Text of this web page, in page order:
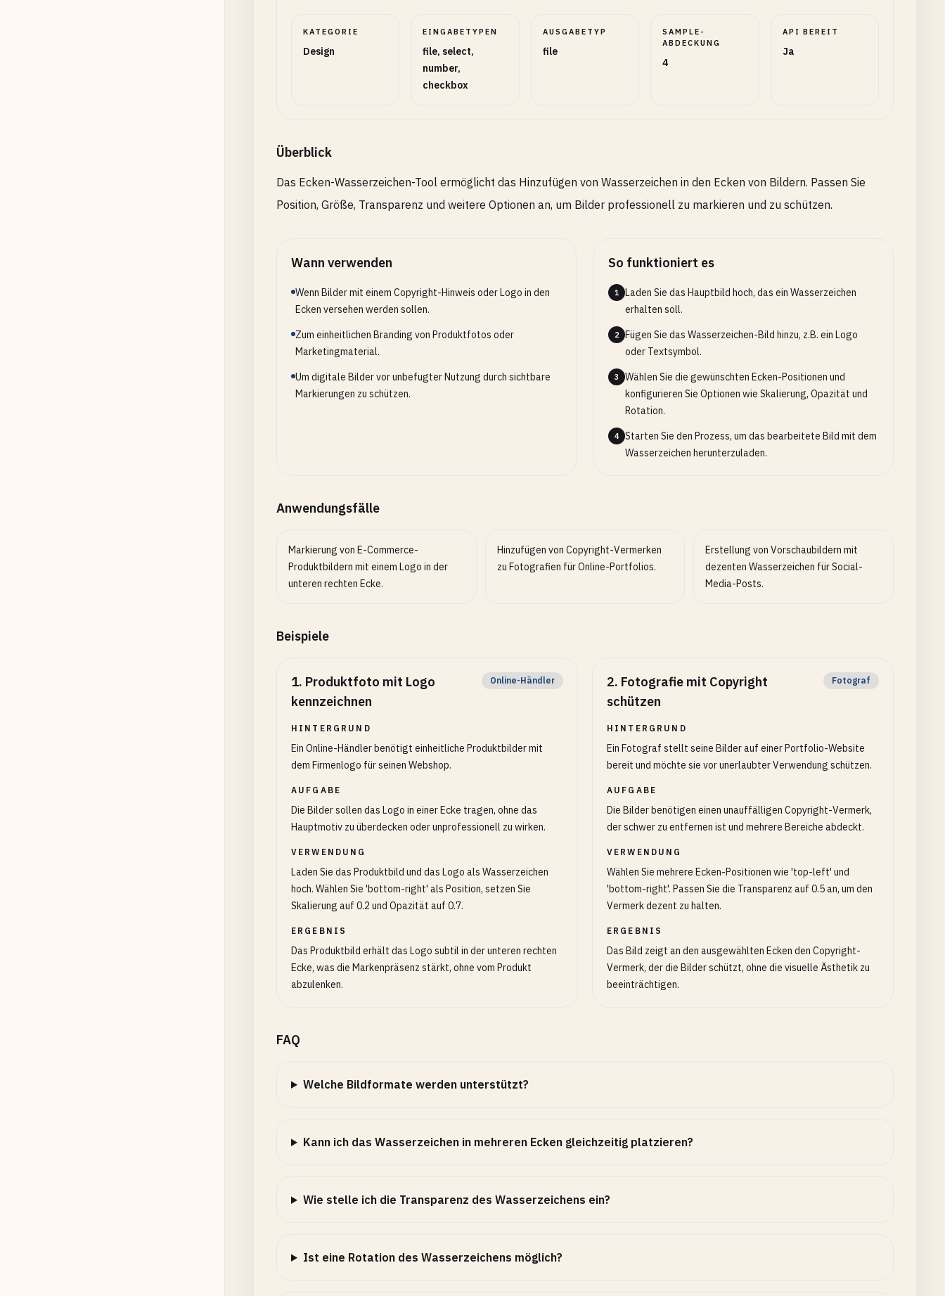
KATEGORIE
Design
EINGABETYPEN
file, select,
number,
checkbox
AUSGABETYP
file
SAMPLE-
ABDECKUNG
4
API BEREIT
Ja
Überblick
Das Ecken-Wasserzeichen-Tool ermöglicht das Hinzufügen von Wasserzeichen in den Ecken von Bildern. Passen Sie
Position, Größe, Transparenz und weitere Optionen an, um Bilder professionell zu markieren und zu schützen.
Wann verwenden
Wenn Bilder mit einem Copyright-Hinweis oder Logo in den
Ecken versehen werden sollen.
Zum einheitlichen Branding von Produktfotos oder
Marketingmaterial.
Um digitale Bilder vor unbefugter Nutzung durch sichtbare
Markierungen zu schützen.
So funktioniert es
1
Laden Sie das Hauptbild hoch, das ein Wasserzeichen
erhalten soll.
2
Fügen Sie das Wasserzeichen-Bild hinzu, z.B. ein Logo
oder Textsymbol.
3
Wählen Sie die gewünschten Ecken-Positionen und
konfigurieren Sie Optionen wie Skalierung, Opazität und
Rotation.
4
Starten Sie den Prozess, um das bearbeitete Bild mit dem
Wasserzeichen herunterzuladen.
Anwendungsfälle
Markierung von E-Commerce-
Produktbildern mit einem Logo in der
unteren rechten Ecke.
Hinzufügen von Copyright-Vermerken
zu Fotografien für Online-Portfolios.
Erstellung von Vorschaubildern mit
dezenten Wasserzeichen für Social-
Media-Posts.
Beispiele
1. Produktfoto mit Logo
kennzeichnen
Online-Händler
HINTERGRUND
Ein Online-Händler benötigt einheitliche Produktbilder mit
dem Firmenlogo für seinen Webshop.
AUFGABE
Die Bilder sollen das Logo in einer Ecke tragen, ohne das
Hauptmotiv zu überdecken oder unprofessionell zu wirken.
VERWENDUNG
Laden Sie das Produktbild und das Logo als Wasserzeichen
hoch. Wählen Sie 'bottom-right' als Position, setzen Sie
Skalierung auf 0.2 und Opazität auf 0.7.
ERGEBNIS
Das Produktbild erhält das Logo subtil in der unteren rechten
Ecke, was die Markenpräsenz stärkt, ohne vom Produkt
abzulenken.
2. Fotografie mit Copyright
schützen
Fotograf
HINTERGRUND
Ein Fotograf stellt seine Bilder auf einer Portfolio-Website
bereit und möchte sie vor unerlaubter Verwendung schützen.
AUFGABE
Die Bilder benötigen einen unauffälligen Copyright-Vermerk,
der schwer zu entfernen ist und mehrere Bereiche abdeckt.
VERWENDUNG
Wählen Sie mehrere Ecken-Positionen wie 'top-left' und
'bottom-right'. Passen Sie die Transparenz auf 0.5 an, um den
Vermerk dezent zu halten.
ERGEBNIS
Das Bild zeigt an den ausgewählten Ecken den Copyright-
Vermerk, der die Bilder schützt, ohne die visuelle Ästhetik zu
beeinträchtigen.
FAQ
Welche Bildformate werden unterstützt?
Kann ich das Wasserzeichen in mehreren Ecken gleichzeitig platzieren?
Wie stelle ich die Transparenz des Wasserzeichens ein?
Ist eine Rotation des Wasserzeichens möglich?